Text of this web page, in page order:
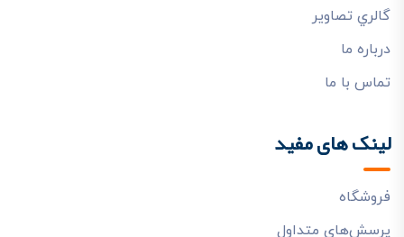
گالري تصاوير
درباره ما
تماس با ما
لینک های مفید
فروشگاه
پرسش‌هاي متداول